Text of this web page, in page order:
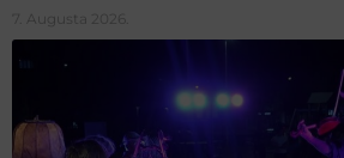
7. Augusta 2026.